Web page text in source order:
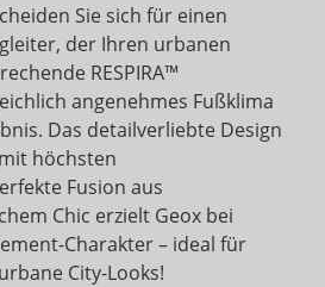
Sie sich für einen
der Ihren urbanen
RESPIRA™
angenehmes Fußklima
Das detailverliebte Design
höchsten
Fusion aus
Chic erzielt Geox bei
Charakter – ideal für
City-Looks!